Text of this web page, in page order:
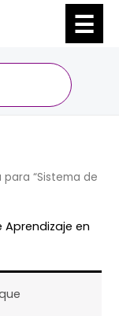
“Sistema de
Aprendizaje en